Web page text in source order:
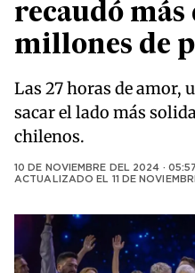
recaudó más
millones de
Las 27 horas de amor,
sacar el lado más
chilenos.
10 DE NOVIEMBRE DEL 2024 · 05:57
ACTUALIZADO EL 11 DE